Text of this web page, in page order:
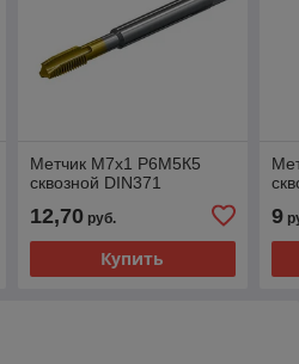
Метчик М7х1 Р6М5К5
сквозной DIN371
12,70руб.
Купить
9